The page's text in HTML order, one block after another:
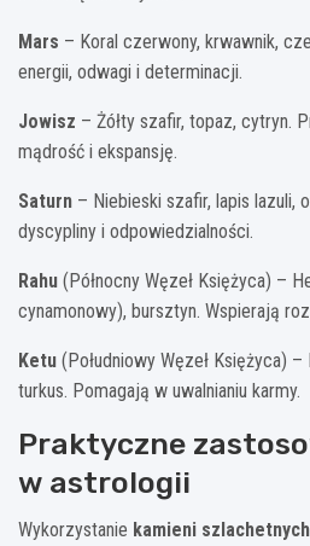
Mars – Koral czerwony, krwawnik,
energii, odwagi i determinacji.
Jowisz – Żółty szafir, topaz, cytryn.
mądrość i ekspansję.
Saturn – Niebieski szafir, lapis lazuli,
dyscypliny i odpowiedzialności.
Rahu (Północny Węzeł Księżyca) –
cynamonowy), bursztyn. Wspierają
Ketu (Południowy Węzeł Księżyca)
turkus. Pomagają w uwalnianiu karmy.
Praktyczne
w astrologii
Wykorzystanie kamieni szlachetnych